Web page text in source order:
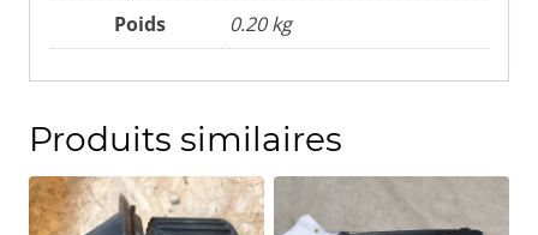
Poids 0.20 kg
Produits similaires